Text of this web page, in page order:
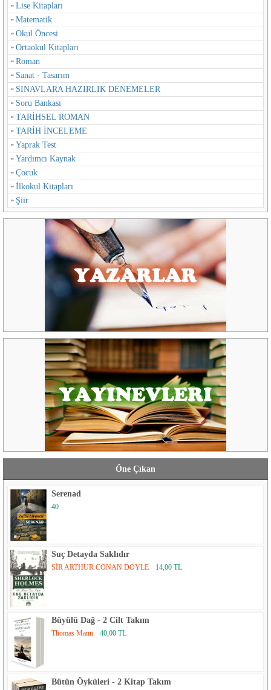
Lise Kitapları
Matematik
Okul Öncesi
Ortaokul Kitapları
Roman
Sanat - Tasarım
SINAVLARA HAZIRLIK DENEMELER
Soru Bankası
TARİHSEL ROMAN
TARİH İNCELEME
Yaprak Test
Yardımcı Kaynak
Çocuk
İlkokul Kitapları
Şiir
Öne Çıkan
Serenad
40
Suç Detayda Saklıdır
SİR ARTHUR CONAN DOYLE 14,00 TL
Büyülü Dağ - 2 Cilt Takım
Thomas Mann 40,00 TL
Bütün Öyküleri - 2 Kitap Takım